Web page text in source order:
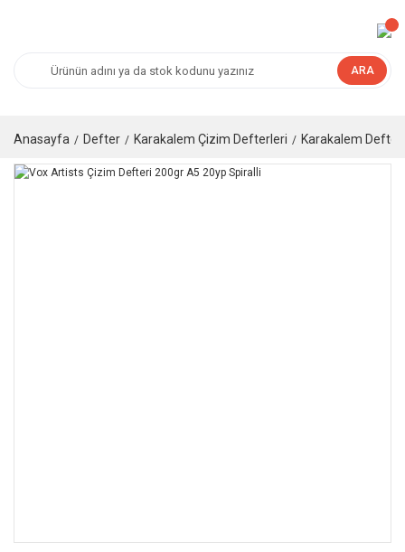
ARA
Anasayfa Defter Karakalem Çizim Defterleri Karakalem Defteri